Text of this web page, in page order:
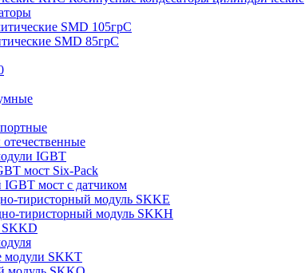
SMD 105грС
SMD 85грС
IGBT
мост Six-Pack
IGBT мост с датчиком
тиристорный модуль SKKE
тиристорный модуль SKKH
SKKD
модули SKKT